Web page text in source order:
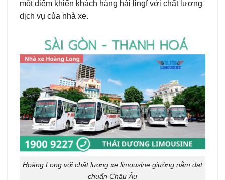
một điểm khiến khách hàng hài lingf với chất lượng
dịch vụ của nhà xe.
Hoàng Long với chất lượng xe limousine giường nằm đạt
chuẩn Châu Âu